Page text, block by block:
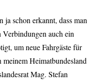
ja schon erkannt, dass man
auch ein
um neue Fahrgäste für
Heimatbundesland
Mag. Stefan